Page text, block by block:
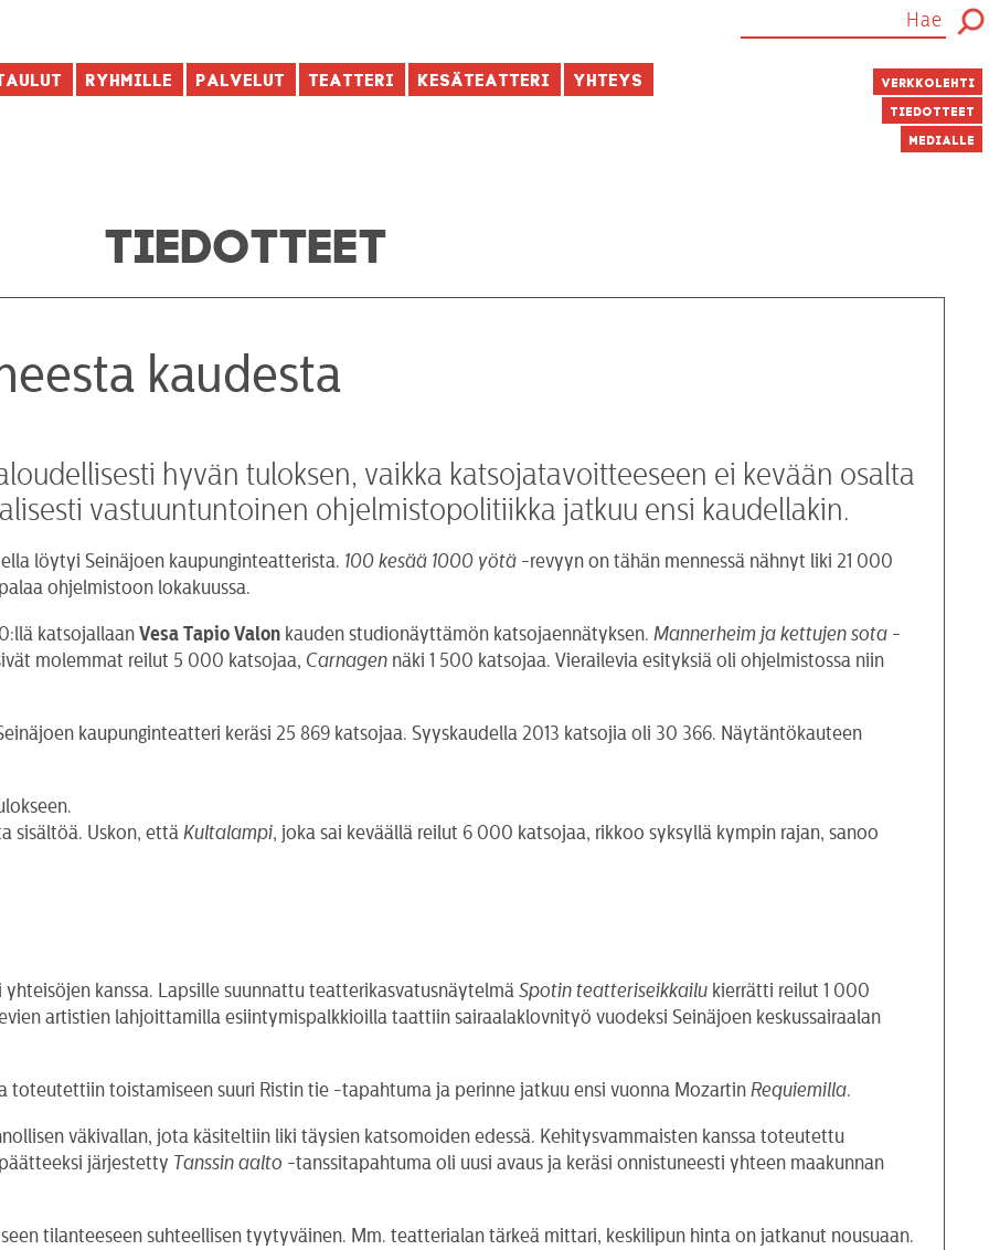
Ryhmille Palvelut Teatteri Kesäteatteri Yhteys Verkkolehti
Tiedotteet
Medialle
TIEDOTTEET
kaudesta
hyvän tuloksen, vaikka katsojatavoitteeseen ei kevään osalta
vastuuntuntoinen ohjelmistopolitiikka jatkuu ensi kaudellakin.
löytyi Seinäjoen kaupunginteatterista. 100 kesää 1000 yötä -revyyn on tähän mennessä nähnyt liki 21 000
ohjelmistoon lokakuussa.
katsojallaanVesa Tapio Valon kauden studionäyttämön katsojaennätyksen. Mannerheim ja kettujen sota -
molemmat reilut 5 000 katsojaa, Carnagen näki 1 500 katsojaa. Vierailevia esityksiä oli ohjelmistossa niin
kaupunginteatteri keräsi 25 869 katsojaa. Syyskaudella 2013 katsojia oli 30 366. Näytäntökauteen
sisältöä. Uskon, ettäKultalampi, joka sai keväällä reilut 6 000 katsojaa, rikkoo syksyllä kympin rajan, sanoo
kanssa. Lapsille suunnattu teatterikasvatusnäytelmäSpotin teatteriseikkailu kierrätti reilut 1 000
artistien lahjoittamilla esiintymispalkkioilla taattiin sairaalaklovnityö vuodeksi Seinäjoen keskussairaalan
toteutettiin toistamiseen suuri Ristin tie -tapahtuma ja perinne jatkuu ensi vuonna Mozartin Requiemilla.
väkivallan, jota käsiteltiin liki täysien katsomoiden edessä. Kehitysvammaisten kanssa toteutettu
järjestetty Tanssin aalto -tanssitapahtuma oli uusi avaus ja keräsi onnistuneesti yhteen maakunnan
tilanteeseen suhteellisen tyytyväinen. Mm. teatterialan tärkeä mittari, keskilipun hinta on jatkanut nousuaan.